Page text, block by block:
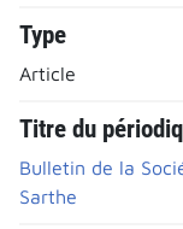
Type
Article
Titre du
Bulletin de la
Sarthe